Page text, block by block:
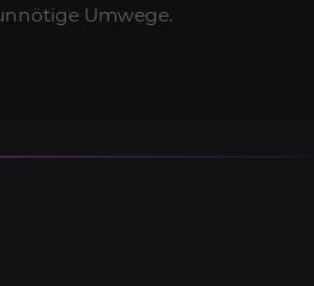
Umwege.